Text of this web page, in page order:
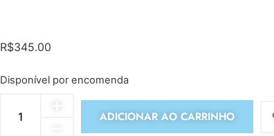
R$345.00
Disponível por encomenda
ADICIONAR AO CARRINHO